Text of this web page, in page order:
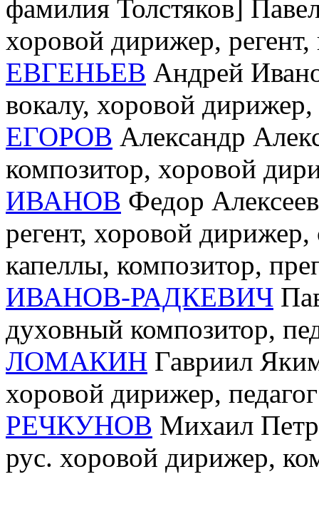
фамилия Толстяков]
хоровой дирижер, регент,
ЕВГЕНЬЕВ Андрей
вокалу, хоровой
ЕГОРОВ Александр
композитор, хоровой
ИВАНОВ Федор
регент, хоровой
капеллы, композитор,
ИВАНОВ-РАДКЕВИЧ
духовный композитор,
ЛОМАКИН Гавриил
хоровой дирижер,
РЕЧКУНОВ Михаил
рус. хоровой дирижер,